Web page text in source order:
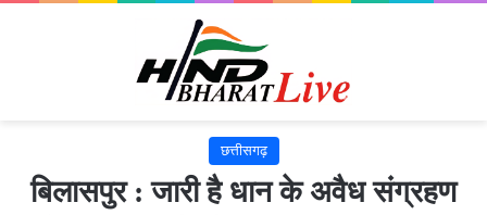
छत्तीसगढ़
बिलासपुर : जारी है धान के अवैध संग्रहण